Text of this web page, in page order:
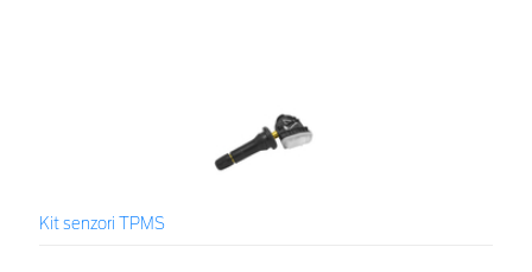
Kit senzori TPMS